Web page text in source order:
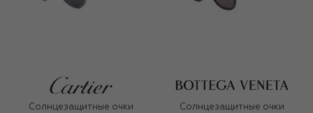
Солнцезащитные очки
Солнцезащитные очки